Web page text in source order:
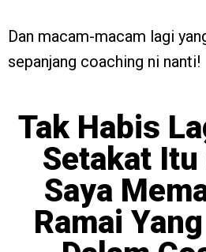
Dan macam-macam lagi
sepanjang coaching ni nanti!
Tak Habis
Setakat Itu
Saya
Ramai